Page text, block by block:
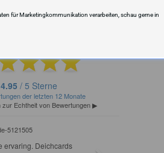
für Marketingkommunikation verarbeiten, schau gerne in